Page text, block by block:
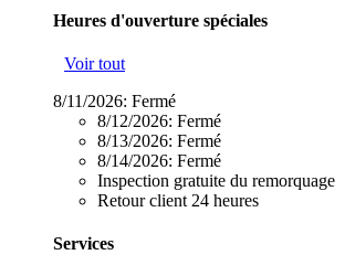
Heures d'ouverture spéciales
Voir tout
8/11/2026: Fermé
8/12/2026: Fermé
8/13/2026: Fermé
8/14/2026: Fermé
Inspection gratuite du remorquage
Retour client 24 heures
Services